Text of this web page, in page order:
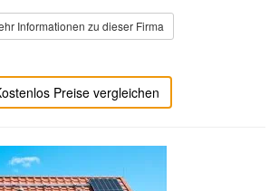
Informationen zu dieser Firma
Preise vergleichen